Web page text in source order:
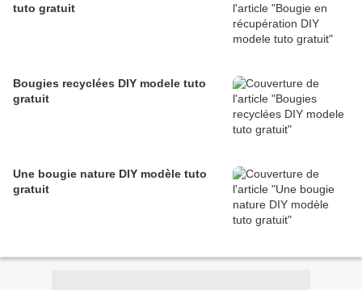
tuto gratuit
Bougies recyclées DIY modele tuto
gratuit
Une bougie nature DIY modèle tuto
gratuit